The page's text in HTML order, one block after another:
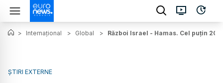
> Internațional > Global > Război Israel - Hamas. Cel puțin
ȘTIRI EXTERNE